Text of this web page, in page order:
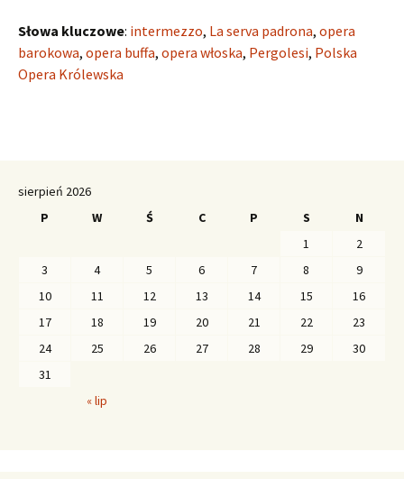
Słowa kluczowe: intermezzo, La serva padrona, opera
barokowa, opera buffa, opera włoska, Pergolesi, Polska
Opera Królewska
sierpień 2026
P
W Ś C P S N
« lip
1
2
3
4 5 6 7 8
9
10
11 12 13 14 15
16
17
18 19 20 21 22
23
24
25 26 27 28 29
30
31